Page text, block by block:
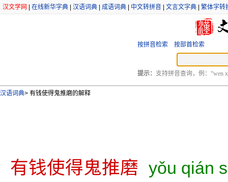
汉文学网 在线新华字典 汉语词典 成语词典 中文转拼音 文言文字典 繁体字转
按拼音检索 按部首检索
提示： 支持拼音查询，例：“wen
汉语词典> 有钱使得鬼推磨的解释
有钱使得鬼推磨 yǒu qián